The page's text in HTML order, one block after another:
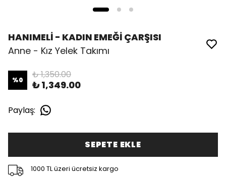
HANIMELİ - KADIN EMEĞİ ÇARŞISI
Anne - Kız Yelek Takımı
%0 ₺ 1,350.00
₺ 1,349.00
Paylaş:
SEPETE EKLE
1000 TL üzeri ücretsiz kargo